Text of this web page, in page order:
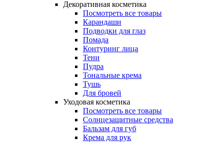
Декоративная косметика
Посмотреть все товары
Карандаши
Подводки для глаз
Помада
Контуринг лица
Тени
Пудра
Тональные крема
Тушь
Для бровей
Уходовая косметика
Посмотреть все товары
Солнцезащитные средства
Бальзам для губ
Крема для рук